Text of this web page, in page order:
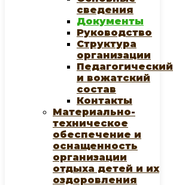
сведения
Документы
Руководство
Структура
организации
Педагогический
и вожатский
состав
Контакты
Материально-
техническое
обеспечение и
оснащенность
организации
отдыха детей и их
оздоровления